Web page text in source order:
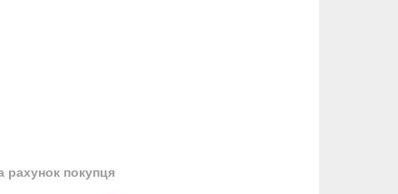
рахунок покупця